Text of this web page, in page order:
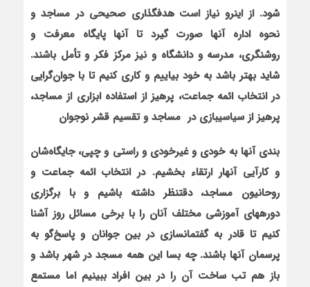
شود. از این‏رو نیاز است هدف‏گذاری صحیحی در مساجد و
نحوه اداره آنها صورت گیرد تا آنها پایگاه معرفت و
روشنگری، مدرسه و دانشگاه و نیز مرکز فکر و تأمل باشند.
شاید بهتر باشد به خود بیاییم و کاری کنیم تا با جوان‌گرایی
در انتخاب ائمه جماعت، پرهیز از استفاده ابزاری از مساجد،
پرهیز از سیاسی‏بازی در مساجد و تقسیم قشر نوجوان
‏بندی آنها به خودی و غیرخودی و راستی و چپی، جایگاه‌شان
و کارآیی آنهار ارتقاء بخشیم. در انتخاب ائمه جماعت و
روحانیون مساجد، دقت‏نظر داشته باشیم و با برگزاری
دوره‏های آموزشی مختلف آنان را با برخی مسائل روز آشنا
کنیم تا قادر به گفتمان‏سازی در بین جوانان و پاسخ‌گو به
پرسمان آنها باشند. چه بسا این همه مسجد در شهر باشد و
باز هم تب ساخت آن را در بین افراد ببینیم اما مستمع